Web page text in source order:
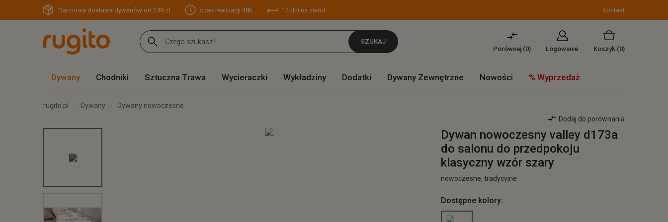
Darmowa dostawa dywanów od 249 zł czas realizacji 48h 14 dni na zwrot Kontakt
SZUKAJ
Porównaj (0) Logowanie Koszyk (0)
Dywany Chodniki Sztuczna Trawa Wycieraczki Wykładziny Dodatki Dywany Zewnętrzne Nowości % Wyprzedaż
rugito.pl Dywany
Dywany nowoczesne
Dodaj do porównania
Dywan nowoczesny valley d173a
do salonu do przedpokoju
klasyczny wzór szary
nowoczesne, tradycyjne
Dostępne kolory: